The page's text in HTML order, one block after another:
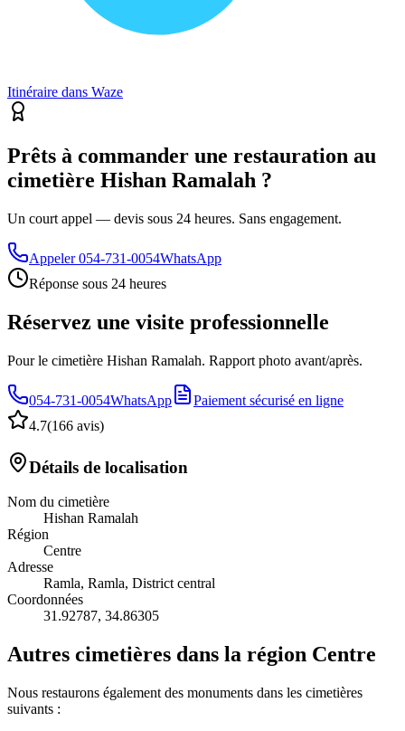
Itinéraire dans Waze
Prêts à commander une restauration au
cimetière Hishan Ramalah ?
Un court appel — devis sous 24 heures. Sans engagement.
Appeler 054-731-0054WhatsApp
Réponse sous 24 heures
Réservez une visite professionnelle
Pour le cimetière Hishan Ramalah. Rapport photo avant/après.
054-731-0054WhatsApp
Paiement sécurisé en ligne
4.7(166 avis)
Détails de localisation
Nom du cimetière
Hishan Ramalah
Région
Centre
Adresse
Ramla, Ramla, District central
Coordonnées
31.92787, 34.86305
Autres cimetières dans la région Centre
Nous restaurons également des monuments dans les cimetières
suivants :